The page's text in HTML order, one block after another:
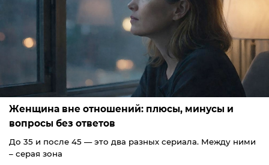
Женщина вне отношений: плюсы, минусы и
вопросы без ответов
До 35 и после 45 — это два разных сериала. Между ними
– серая зона